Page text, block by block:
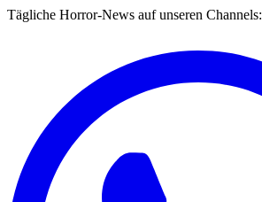
Tägliche Horror-News auf unseren Channels: